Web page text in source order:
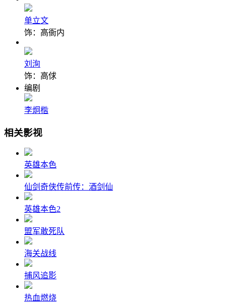
单立文
饰：高衙内
刘洵
饰：高俅
编剧
李炯楷
相关影视
英雄本色
仙剑奇侠传前传：酒剑仙
英雄本色2
盟军敢死队
海关战线
捕风追影
热血燃烧